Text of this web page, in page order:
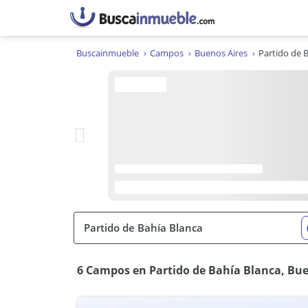
Buscainmueble Campos Buenos Aires Partido de
6 Campos en Partido de Bahía Blanca,